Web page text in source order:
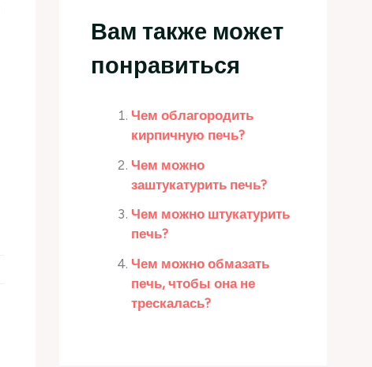
Вам также может
понравиться
Чем облагородить
кирпичную печь?
Чем можно
заштукатурить печь?
Чем можно штукатурить
печь?
Чем можно обмазать
печь, чтобы она не
трескалась?